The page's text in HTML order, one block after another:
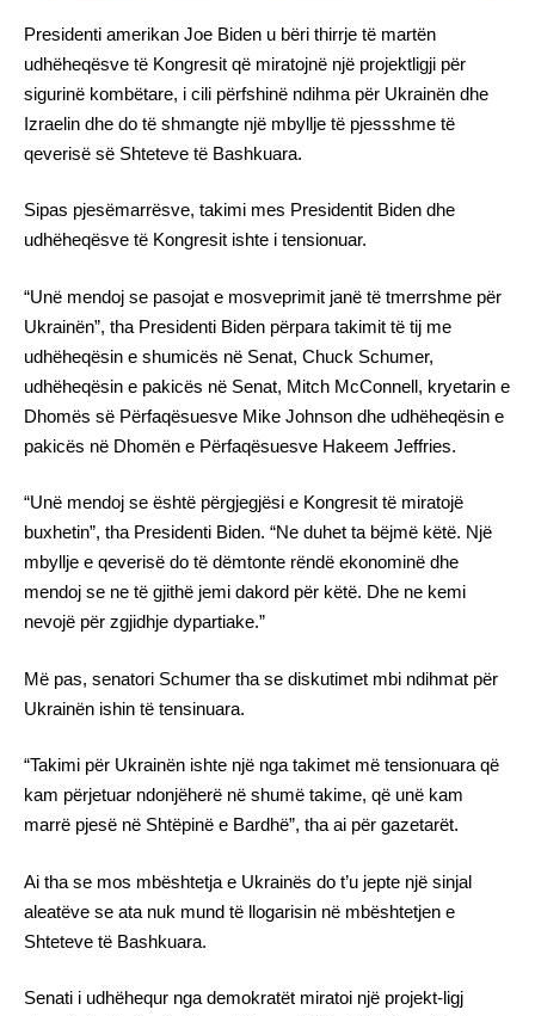
Presidenti amerikan Joe Biden u bëri thirrje të martën
udhëheqësve të Kongresit që miratojnë një projektligji për
sigurinë kombëtare, i cili përfshinë ndihma për Ukrainën dhe
Izraelin dhe do të shmangte një mbyllje të pjessshme të
qeverisë së Shteteve të Bashkuara.
Sipas pjesëmarrësve, takimi mes Presidentit Biden dhe
udhëheqësve të Kongresit ishte i tensionuar.
“Unë mendoj se pasojat e mosveprimit janë të tmerrshme për
Ukrainën”, tha Presidenti Biden përpara takimit të tij me
udhëheqësin e shumicës në Senat, Chuck Schumer,
udhëheqësin e pakicës në Senat, Mitch McConnell, kryetarin e
Dhomës së Përfaqësuesve Mike Johnson dhe udhëheqësin e
pakicës në Dhomën e Përfaqësuesve Hakeem Jeffries.
“Unë mendoj se është përgjegjësi e Kongresit të miratojë
buxhetin”, tha Presidenti Biden. “Ne duhet ta bëjmë këtë. Një
mbyllje e qeverisë do të dëmtonte rëndë ekonominë dhe
mendoj se ne të gjithë jemi dakord për këtë. Dhe ne kemi
nevojë për zgjidhje dypartiake.”
Më pas, senatori Schumer tha se diskutimet mbi ndihmat për
Ukrainën ishin të tensinuara.
“Takimi për Ukrainën ishte një nga takimet më tensionuara që
kam përjetuar ndonjëherë në shumë takime, që unë kam
marrë pjesë në Shtëpinë e Bardhë”, tha ai për gazetarët.
Ai tha se mos mbështetja e Ukrainës do t’u jepte një sinjal
aleatëve se ata nuk mund të llogarisin në mbështetjen e
Shteteve të Bashkuara.
Senati i udhëhequr nga demokratët miratoi një projekt-ligj